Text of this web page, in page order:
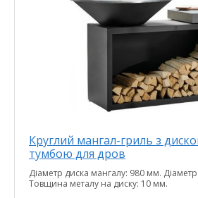
Круглий мангал-гриль з
тумбою для дров
Діаметр диска мангалу: 980 мм.
Товщина металу на диску: 10 мм.